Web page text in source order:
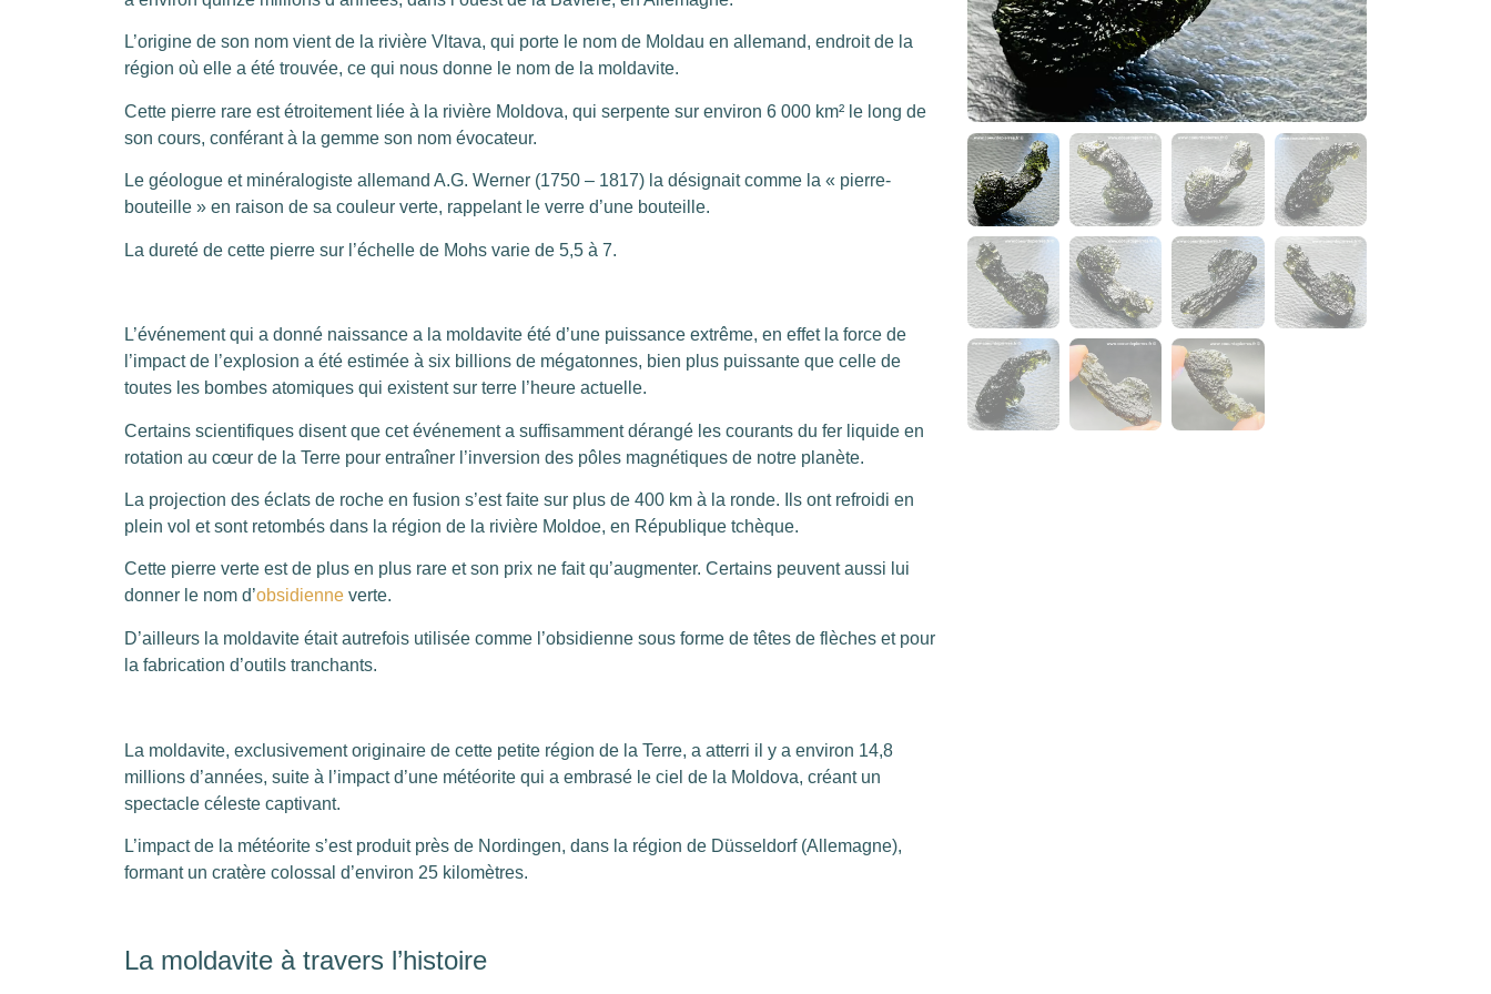
L’origine de son nom vient de la rivière Vltava, qui porte le nom de Moldau en allemand, endroit de la
région où elle a été trouvée, ce qui nous donne le nom de la moldavite.
Cette pierre rare est étroitement liée à la rivière Moldova, qui serpente sur environ 6 000 km² le long de
son cours, conférant à la gemme son nom évocateur.
Le géologue et minéralogiste allemand A.G. Werner (1750 – 1817) la désignait comme la « pierre-
bouteille » en raison de sa couleur verte, rappelant le verre d’une bouteille.
La dureté de cette pierre sur l’échelle de Mohs varie de 5,5 à 7.
L’événement qui a donné naissance a la moldavite été d’une puissance extrême, en effet la force de
l’impact de l’explosion a été estimée à six billions de mégatonnes, bien plus puissante que celle de
toutes les bombes atomiques qui existent sur terre l’heure actuelle.
Certains scientifiques disent que cet événement a suffisamment dérangé les courants du fer liquide en
rotation au cœur de la Terre pour entraîner l’inversion des pôles magnétiques de notre planète.
La projection des éclats de roche en fusion s’est faite sur plus de 400 km à la ronde. Ils ont refroidi en
plein vol et sont retombés dans la région de la rivière Moldoe, en République tchèque.
Cette pierre verte est de plus en plus rare et son prix ne fait qu’augmenter. Certains peuvent aussi lui
donner le nom d’obsidienne verte.
D’ailleurs la moldavite était autrefois utilisée comme l’obsidienne sous forme de têtes de flèches et pour
la fabrication d’outils tranchants.
La moldavite, exclusivement originaire de cette petite région de la Terre, a atterri il y a environ 14,8
millions d’années, suite à l’impact d’une météorite qui a embrasé le ciel de la Moldova, créant un
spectacle céleste captivant.
L’impact de la météorite s’est produit près de Nordingen, dans la région de Düsseldorf (Allemagne),
formant un cratère colossal d’environ 25 kilomètres.
La moldavite à travers l’histoire